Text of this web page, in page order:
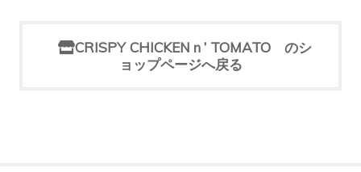
CRISPY CHICKENｎ’ TOMATO のシ
ョップページへ戻る